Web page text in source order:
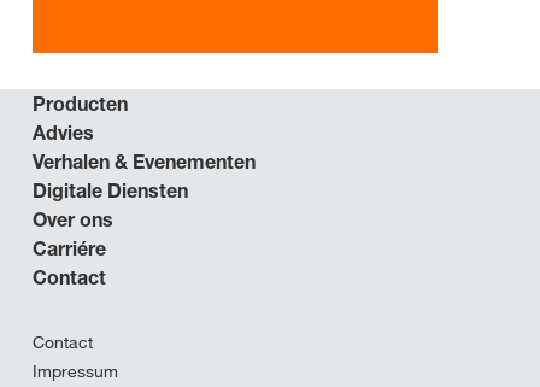
Producten
Advies
Verhalen & Evenementen
Digitale Diensten
Over ons
Carriére
Contact
Contact
Impressum